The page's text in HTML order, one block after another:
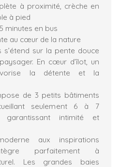
à proximité, crèche en
à pied
minutes en bus
au cœur de la nature
s’étend sur la pente douce
En cœur d’îlot, un
la détente et la
de 3 petits bâtiments
seulement 6 à 7
garantissant intimité et
aux inspirations
parfaitement à
Les grandes baies